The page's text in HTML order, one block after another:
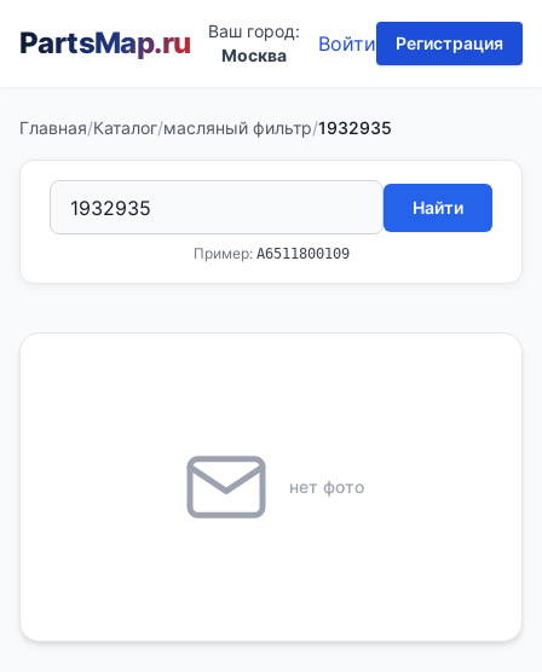
PartsMap.ru
Ваш город:
Москва
Войти Регистрация
Главная/Каталог/масляный фильтр/1932935
Найти
Пример: A6511800109
нет фото